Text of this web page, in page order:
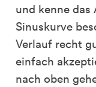
und kenne
Sinuskurve
Verlauf recht
einfach
nach oben